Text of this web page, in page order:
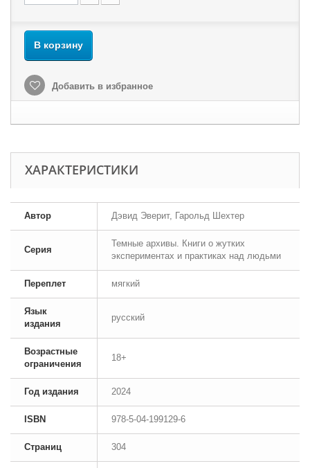
В корзину
Добавить в избранное
ХАРАКТЕРИСТИКИ
Автор Дэвид Эверит, Гарольд Шехтер
Серия
Темные архивы. Книги о жутких
экспериментах и практиках над людьми
Переплет мягкий
Язык
издания
русский
Возрастные
ограничения
18+
Год издания 2024
ISBN 978-5-04-199129-6
Страниц 304